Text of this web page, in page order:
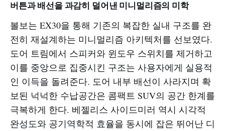
버튼과 배선을 과감히 덜어낸 미니멀리즘의 미학
볼보는 EX30을 통해 기존의 복잡한 실내 구조를 완
전히 재설계하는 미니멀리즘 아키텍처를 선보였다.
도어 트림에서 스피커와 윈도우 스위치를 제거하고
이를 중앙으로 집중시킨 구조는 사용자에게 실용적
인 이득을 돌려준다. 도어 내부 배선이 사라지며 확
보된 넉넉한 수납공간은 콤팩트 SUV의 공간 한계를
극복하게 한다. 베젤리스 사이드미러 역시 시각적
완성도와 공기역학적 효율을 동시에 잡은 뛰어난 디